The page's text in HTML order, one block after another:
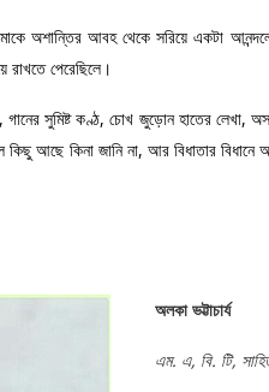
অশান্তির আবহ থেকে সরিয়ে একটা
রাখতে পেরেছিলে।
সুমিষ্ট কণ্ঠ, চোখ জুড়োন হাতের লেখা,
কিছু আছে কিনা জানি না, আর বিধাতার
অলকা ভট্টাচার্য
এম. এ, বি. টি,